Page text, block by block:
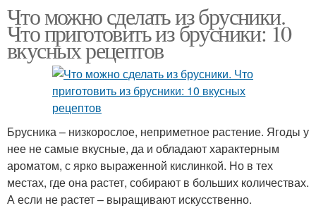
Что можно сделать из брусники.
Что приготовить из брусники: 10
вкусных рецептов
Брусника – низкорослое, неприметное растение. Ягоды у
нее не самые вкусные, да и обладают характерным
ароматом, с ярко выраженной кислинкой. Но в тех
местах, где она растет, собирают в больших количествах.
А если не растет – выращивают искусственно.